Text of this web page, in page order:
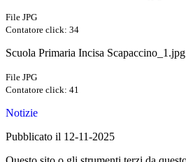
File JPG
Contatore click: 34
Scuola Primaria Incisa Scapaccino_1.jpg
File JPG
Contatore click: 41
Notizie
Pubblicato il 12-11-2025